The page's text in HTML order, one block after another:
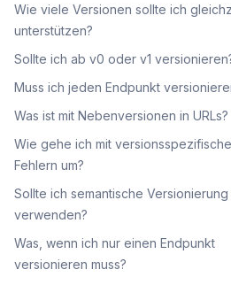
Wie viele Versionen sollte ich
unterstützen?
Sollte ich ab v0 oder v1
Muss ich jeden Endpunkt
Was ist mit Nebenversionen in URLs?
Wie gehe ich mit
Fehlern um?
Sollte ich semantische Versionierung
verwenden?
Was, wenn ich nur einen Endpunkt
versionieren muss?